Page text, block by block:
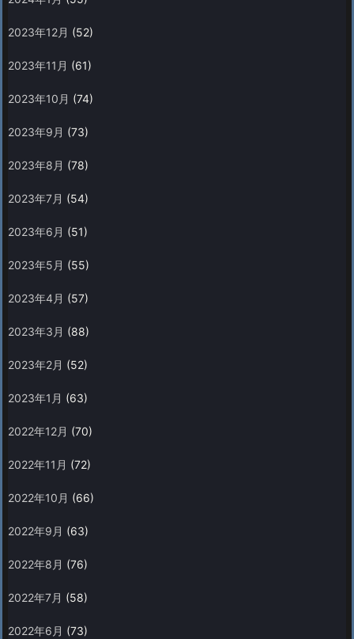
2023年12月 (52)
2023年11月 (61)
2023年10月 (74)
2023年9月 (73)
2023年8月 (78)
2023年7月 (54)
2023年6月 (51)
2023年5月 (55)
2023年4月 (57)
2023年3月 (88)
2023年2月 (52)
2023年1月 (63)
2022年12月 (70)
2022年11月 (72)
2022年10月 (66)
2022年9月 (63)
2022年8月 (76)
2022年7月 (58)
2022年6月 (73)